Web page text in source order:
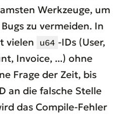
Werkzeuge, um
zu vermeiden. In
vielen u64 -IDs (User,
Invoice, ...) ohne
Frage der Zeit, bis
an die falsche Stelle
das Compile-Fehler